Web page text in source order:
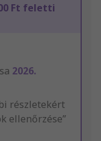
Ft feletti
2026.
részletekért
ellenőrzése”